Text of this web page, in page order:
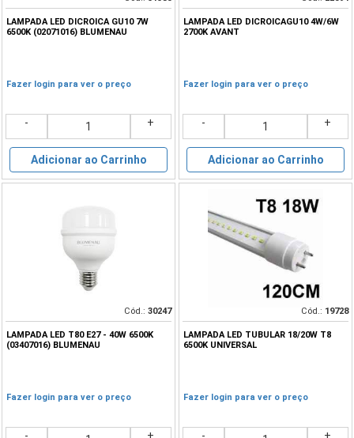
LAMPADA LED DICROICA GU10 7W
6500K (02071016) BLUMENAU
Fazer login para ver o preço
- +
Adicionar ao Carrinho
LAMPADA LED DICROICAGU10 4W/6W
2700K AVANT
Fazer login para ver o preço
- +
Adicionar ao Carrinho
Cód.: 30247
LAMPADA LED T80 E27 - 40W 6500K
(03407016) BLUMENAU
Fazer login para ver o preço
Cód.: 19728
LAMPADA LED TUBULAR 18/20W T8
6500K UNIVERSAL
Fazer login para ver o preço